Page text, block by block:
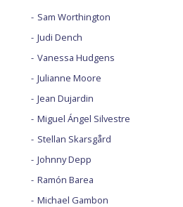
Sam Worthington
Judi Dench
Vanessa Hudgens
Julianne Moore
Jean Dujardin
Miguel Ángel Silvestre
Stellan Skarsgård
Johnny Depp
Ramón Barea
Michael Gambon